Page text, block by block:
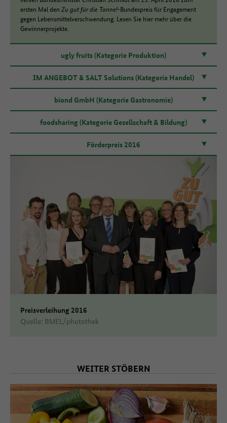
ersten Mal den Zu gut für die Tonne!-Bundespreis für Engagement
gegen Lebensmittelverschwendung. Lesen Sie hier mehr über die
Gewinnerprojekte.
ugly fruits (Kategorie Produktion)
IM ANGEBOT & SALT Solutions (Kategorie Handel)
biond GmbH (Kategorie Gastronomie)
foodsharing (Kategorie Gesellschaft & Bildung)
Förderpreis 2016
Preisverleihung 2016
Quelle: BMEL/photothek
WEITER STÖBERN